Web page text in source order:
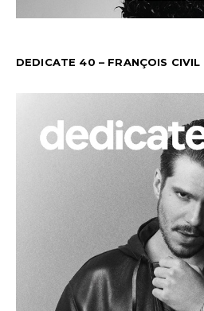
DEDICATE 40 – FRANÇOIS CIVIL